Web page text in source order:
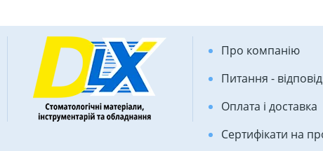
Про компанію
Питання -
Оплата і доставка
Сертифікати на